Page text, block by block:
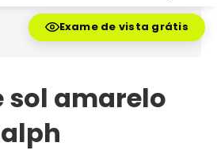
Exame de vista grátis
sol amarelo